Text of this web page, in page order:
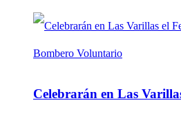
Celebrarán en Las